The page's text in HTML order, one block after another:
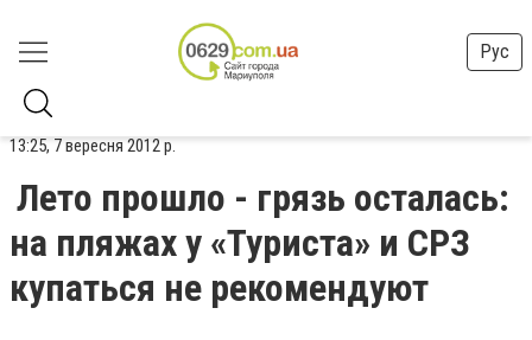
Рус
13:25, 7 вересня 2012 р.
Лето прошло - грязь осталась:
на пляжах у «Туриста» и СРЗ
купаться не рекомендуют